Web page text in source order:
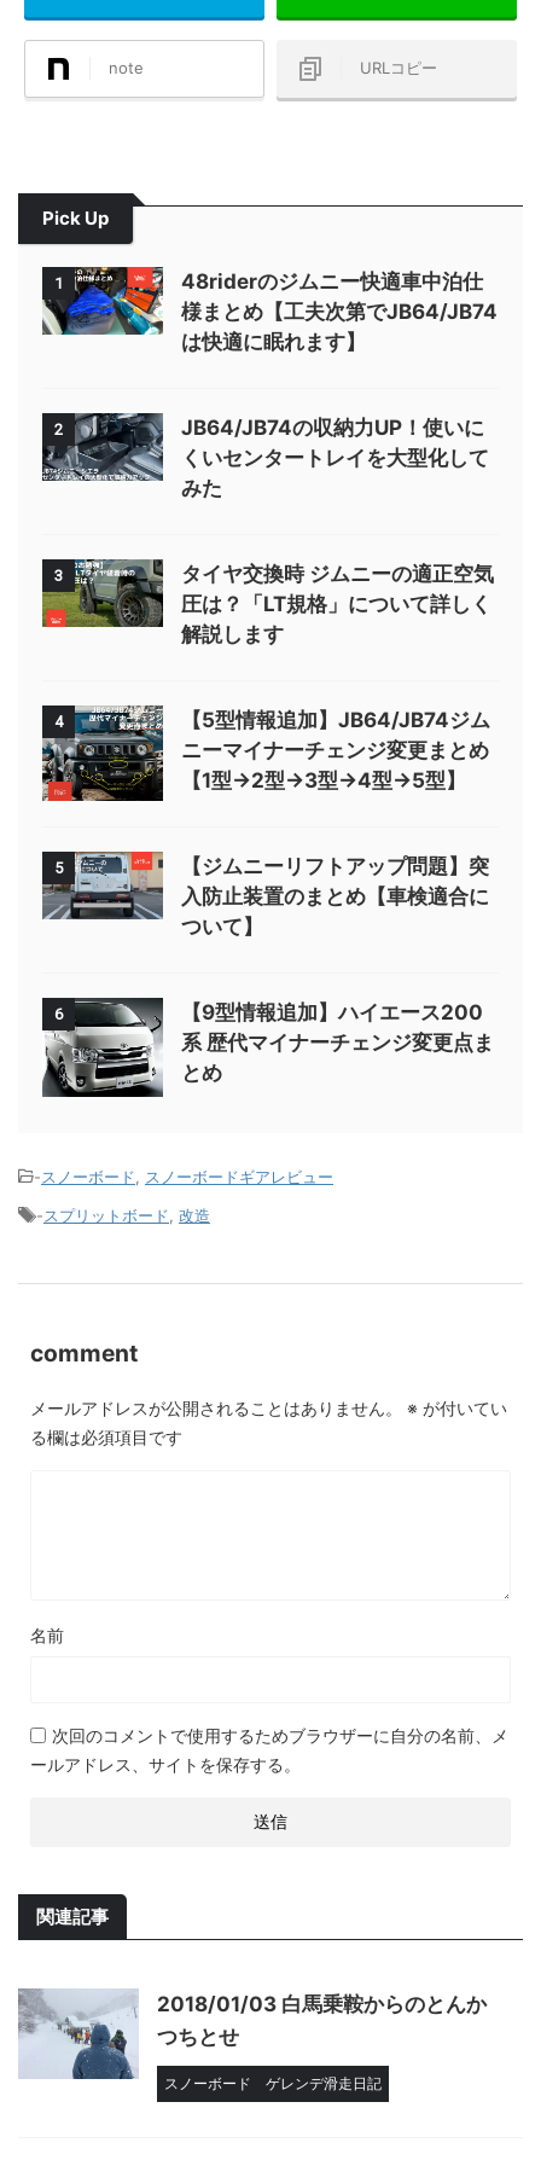
note URLコピー
Pick Up
1
48riderのジムニー快適車中泊仕
様まとめ【工夫次第でJB64/JB74
は快適に眠れます】
2
JB64/JB74の収納力UP！使いに
くいセンタートレイを大型化して
みた
3
タイヤ交換時 ジムニーの適正空気
圧は？「LT規格」について詳しく
解説します
4
【5型情報追加】JB64/JB74ジム
ニーマイナーチェンジ変更まとめ
【1型→2型→3型→4型→5型】
5
【ジムニーリフトアップ問題】突
入防止装置のまとめ【車検適合に
ついて】
6
【9型情報追加】ハイエース200
系 歴代マイナーチェンジ変更点ま
とめ
-スノーボード
スノーボードギアレビュー
-スプリットボード 改造
comment
メールアドレスが公開されることはありません。 ※ が付いてい
る欄は必須項目です
名前
次回のコメントで使用するためブラウザーに自分の名前、メ
ールアドレス、サイトを保存する。
関連記事
2018/01/03 白馬乗鞍からのとんか
つちとせ
スノーボード ゲレンデ滑走日記